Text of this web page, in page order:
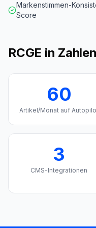
Markenstimmen-
Score
RCGE in Zahlen
60
Artikel/Monat auf
3
CMS-Integrationen